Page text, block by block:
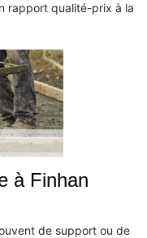
rapport qualité-prix à la
à Finhan
de support ou de